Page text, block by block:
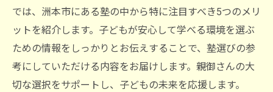
では、洲本市にある塾の中から特に注目すべき5つのメリ
ットを紹介します。子どもが安心して学べる環境を選ぶ
ための情報をしっかりとお伝えすることで、塾選びの参
考にしていただける内容をお届けします。親御さんの大
切な選択をサポートし、子どもの未来を応援します。